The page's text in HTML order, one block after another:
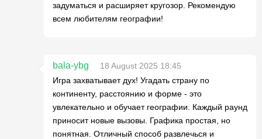
задуматься и расширяет кругозор. Рекомендую
всем любителям географии!
bala-ybg
18 August 2025 18:45
Игра захватывает дух! Угадать страну по
континенту, расстоянию и форме - это
увлекательно и обучает географии. Каждый раунд
приносит новые вызовы. Графика простая, но
понятная. Отличный способ развлечься и